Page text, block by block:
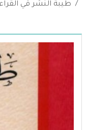
طيبة النشر قي